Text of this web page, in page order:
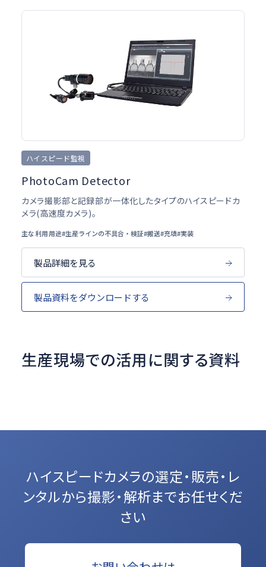
ハイスピード監視
PhotoCam Detector
カメラ撮影部と記録部が一体化したタイプのハイスピードカ
メラ(高速度カメラ)。
主な利用用途#生産ラインの不具合・検証#搬送#充填#実装
製品詳細を見る
製品資料をダウンロードする
生産現場での活用に関する資料
ハイスピードカメラの選定・販売・レ
ンタルから撮影・解析までお任せくだ
さい